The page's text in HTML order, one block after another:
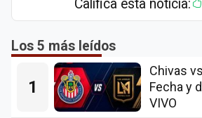
Califica esta notícia:
Los 5 más leídos
1
Chivas
Fecha y
VIVO